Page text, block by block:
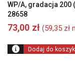
WP/A, gradacja 200
28658
73,00 zł (59,35 zł
Dodaj do